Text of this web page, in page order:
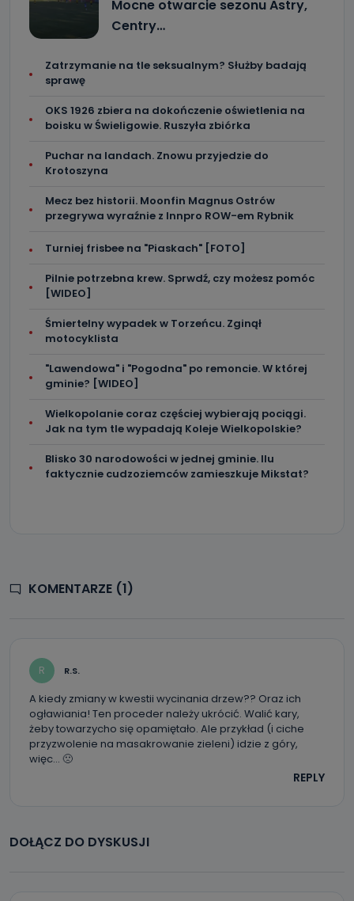
Mocne otwarcie sezonu Astry,
Centry…
Zatrzymanie na tle seksualnym? Służby badają
sprawę
OKS 1926 zbiera na dokończenie oświetlenia na
boisku w Świeligowie. Ruszyła zbiórka
Puchar na landach. Znowu przyjedzie do
Krotoszyna
Mecz bez historii. Moonfin Magnus Ostrów
przegrywa wyraźnie z Innpro ROW-em Rybnik
Turniej frisbee na "Piaskach" [FOTO]
Pilnie potrzebna krew. Sprwdź, czy możesz pomóc
[WIDEO]
Śmiertelny wypadek w Torzeńcu. Zginął
motocyklista
"Lawendowa" i "Pogodna" po remoncie. W której
gminie? [WIDEO]
Wielkopolanie coraz częściej wybierają pociągi.
Jak na tym tle wypadają Koleje Wielkopolskie?
Blisko 30 narodowości w jednej gminie. Ilu
faktycznie cudzoziemców zamieszkuje Mikstat?
KOMENTARZE (1)
R R.S.
A kiedy zmiany w kwestii wycinania drzew?? Oraz ich
ogławiania! Ten proceder należy ukrócić. Walić kary,
żeby towarzycho się opamiętało. Ale przykład (i ciche
przyzwolenie na masakrowanie zieleni) idzie z góry,
więc… 🙁
REPLY
DOŁĄCZ DO DYSKUSJI